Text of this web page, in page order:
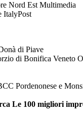
Nord Est Multimedia
ItalyPost
di Piave
di Bonifica Veneto
Pordenonese e
Le 100 migliori